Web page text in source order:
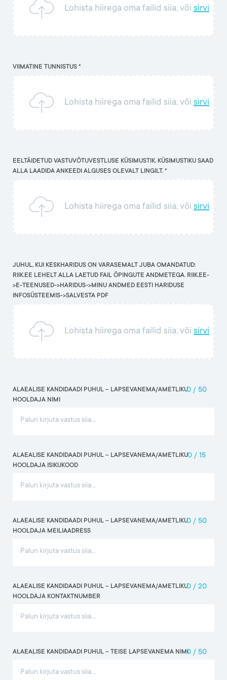
Lohista hiirega oma failid siia, või sirvi
VIIMATINE TUNNISTUS *
Lohista hiirega oma failid siia, või sirvi
EELTÄIDETUD VASTUVÕTUVESTLUSE KÜSIMUSTIK. KÜSIMUSTIKU SAAD
ALLA LAADIDA ANKEEDI ALGUSES OLEVALT LINGILT. *
Lohista hiirega oma failid siia, või sirvi
JUHUL, KUI KESKHARIDUS ON VARASEMALT JUBA OMANDATUD:
RIIK.EE LEHELT ALLA LAETUD FAIL ÕPINGUTE ANDMETEGA. RIIK.EE-
>E-TEENUSED->HARIDUS->MINU ANDMED EESTI HARIDUSE
INFOSÜSTEEMIS->SALVESTA PDF
Lohista hiirega oma failid siia, või sirvi
ALAEALISE KANDIDAADI PUHUL -- LAPSEVANEMA/AMETLIKU
HOOLDAJA NIMI
0 / 50
ALAEALISE KANDIDAADI PUHUL -- LAPSEVANEMA/AMETLIKU
HOOLDAJA ISIKUKOOD
0 / 15
ALAEALISE KANDIDAADI PUHUL -- LAPSEVANEMA/AMETLIKU
HOOLDAJA MEILIAADRESS
0 / 50
ALAEALISE KANDIDAADI PUHUL -- LAPSEVANEMA/AMETLIKU
HOOLDAJA KONTAKTNUMBER
0 / 20
ALAEALISE KANDIDAADI PUHUL -- TEISE LAPSEVANEMA NIMI0 / 50